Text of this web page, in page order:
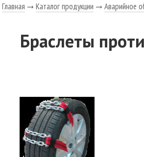
Главная Каталог продукции Аварийное
Браслеты